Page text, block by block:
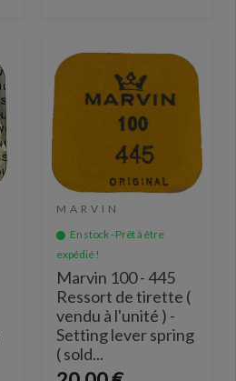
MARVIN
En stock - Prêt à être
expédié !
Marvin 100 - 445
Ressort de tirette (
vendu à l'unité ) -
Setting lever spring
( sold...